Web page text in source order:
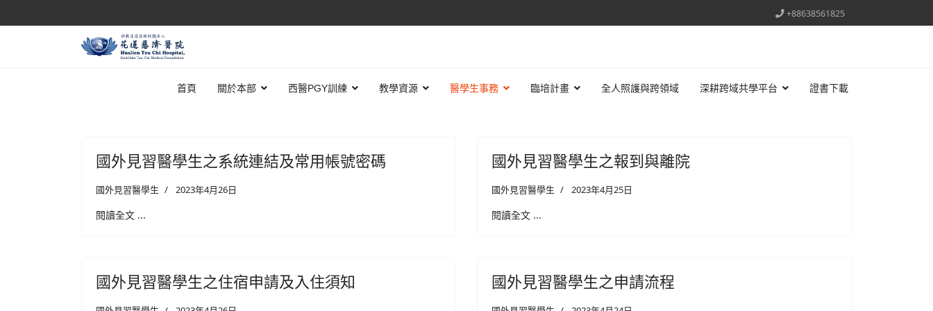
+88638561825
首頁 關於本部 西醫PGY訓練 教學資源 醫學生事務 臨培計畫 全人照護與跨領域 深耕跨域共學平台 證書下載
國外見習醫學生之系統連結及常用帳號密碼
國外見習醫學生 2023年4月26日
閱讀全文 ...
國外見習醫學生之報到與離院
國外見習醫學生 2023年4月25日
閱讀全文 ...
國外見習醫學生之住宿申請及入住須知 國外見習醫學生之申請流程